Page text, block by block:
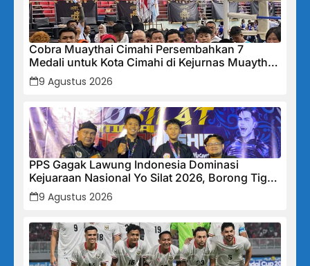
Cobra Muaythai Cimahi Persembahkan 7
Medali untuk Kota Cimahi di Kejurnas Muaythai
Indonesia 2026
9 Agustus 2026
PPS Gagak Lawung Indonesia Dominasi
Kejuaraan Nasional Yo Silat 2026, Borong Tiga
Medali Emas
9 Agustus 2026